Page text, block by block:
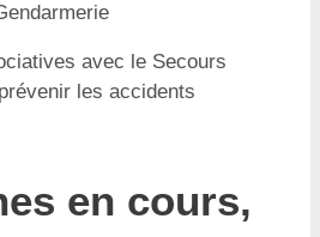
avec le Secours
les accidents
en cours,